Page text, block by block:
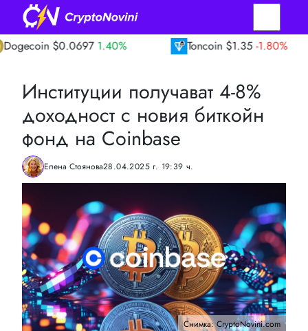
$0.0697 1.40% Toncoin $1.35 -1.80%
Институции получават 4-8%
доходност с новия биткойн
фонд на Coinbase
Елена Стоянова28.04.2025 г. 19:39 ч.
Снимка: CryptoNovini.com